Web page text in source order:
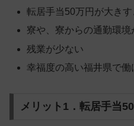
転居手当50万円が大きす
寮や、寮からの通勤環境
残業が少ない
幸福度の高い福井県で働
メリット1．転居手当